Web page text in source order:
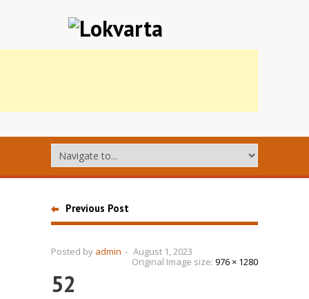
Previous Post
Posted by admin - August 1, 2023
Original Image size: 976 × 1280
52